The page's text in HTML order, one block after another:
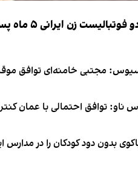
زن ایرانی ۵ ماه پس از پناهندگی، شهروند استرالیا شدند
مجتبی خامنه‌ای توافق موقت
ناو: توافق احتمالی با عمان
بدون دود کودکان را در مدارس